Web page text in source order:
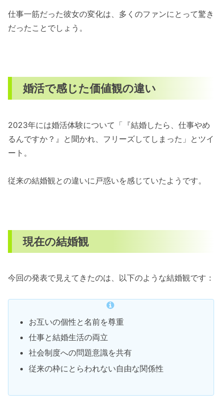
仕事一筋だった彼女の変化は、多くのファンにとって驚き
だったことでしょう。
婚活で感じた価値観の違い
2023年には婚活体験について「『結婚したら、仕事やめ
るんですか？』と聞かれ、フリーズしてしまった」とツイ
ート。
従来の結婚観との違いに戸惑いを感じていたようです。
現在の結婚観
今回の発表で見えてきたのは、以下のような結婚観です：
お互いの個性と名前を尊重
仕事と結婚生活の両立
社会制度への問題意識を共有
従来の枠にとらわれない自由な関係性